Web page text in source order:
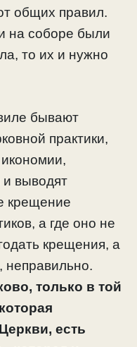
общих правил.
на соборе были
то их и нужно
бывают
практики,
выводят
крещение
а где оно не
крещения, а
неправильно.
только в той
есть